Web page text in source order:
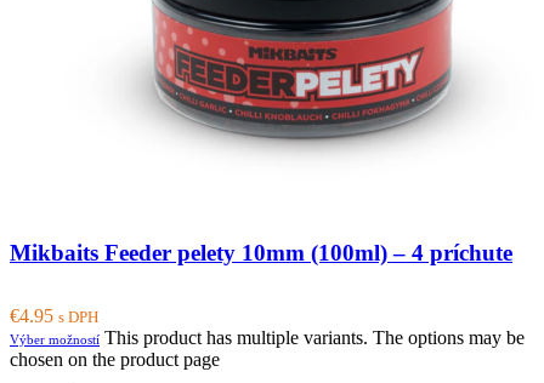
Mikbaits Feeder pelety 10mm (100ml) – 4 príchute
€4.95 s DPH
Výber možností This product has multiple variants. The options may be
chosen on the product page